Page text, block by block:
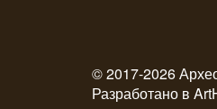
© 2017-2026
Разработано в